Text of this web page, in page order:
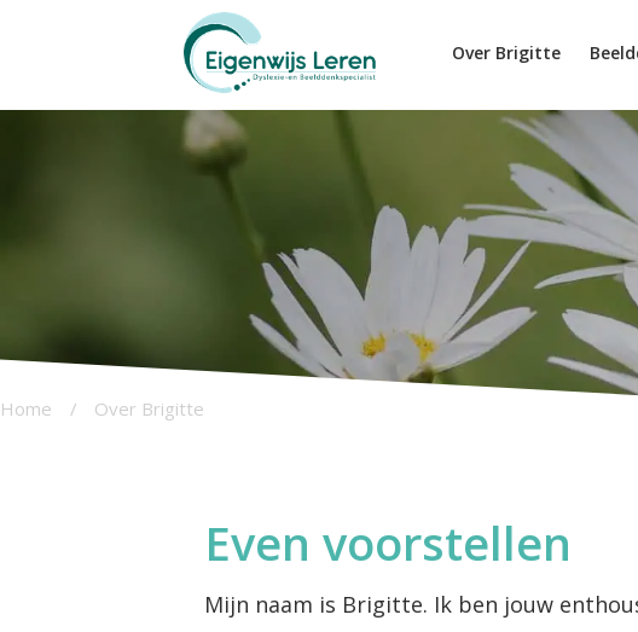
Over Brigitte
Home / Over Brigitte
Even voorstellen
Mijn naam is Brigitte. Ik ben jouw